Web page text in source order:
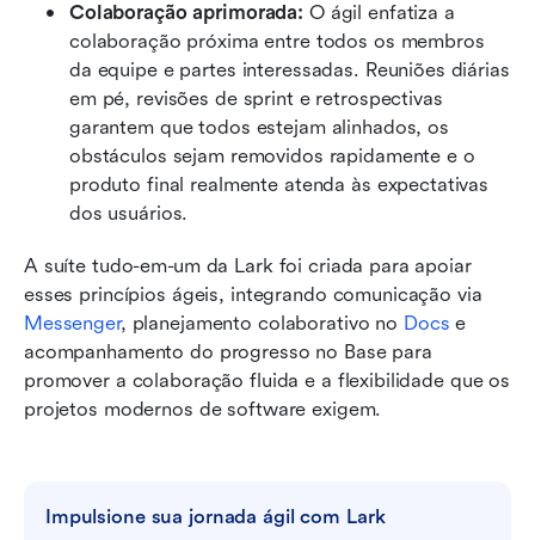
Colaboração aprimorada: O ágil enfatiza a
colaboração próxima entre todos os membros
da equipe e partes interessadas. Reuniões diárias
em pé, revisões de sprint e retrospectivas
garantem que todos estejam alinhados, os
obstáculos sejam removidos rapidamente e o
produto final realmente atenda às expectativas
dos usuários.
A suíte tudo-em-um da Lark foi criada para apoiar
Messenger, planejamento colaborativo no Docs e
acompanhamento do progresso no Base para
promover a colaboração fluida e a flexibilidade que os
projetos modernos de software exigem.
Impulsione sua jornada ágil com Lark